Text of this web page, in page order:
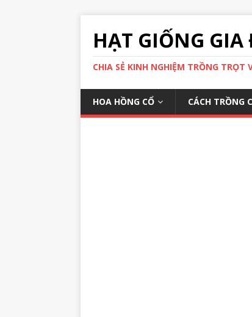
HẠT GIỐNG
CHIA SẺ KINH NGHIỆM TRỒNG TRỌT
HOA HỒNG CỔ CÁCH TRỒNG